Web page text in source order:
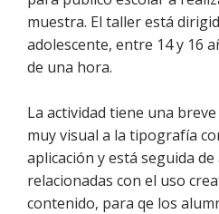
muestra. El taller está
adolescente, entre 14 y 16
de una hora.
La actividad tiene una
muy visual a la tipografía
aplicación y está seguida
relacionadas con el uso
contenido, para qe los